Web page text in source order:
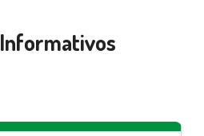
Informativos